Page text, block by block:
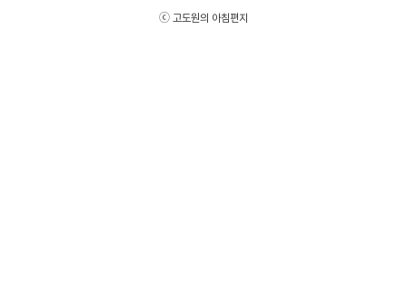
ⓒ 고도원의 아침편지